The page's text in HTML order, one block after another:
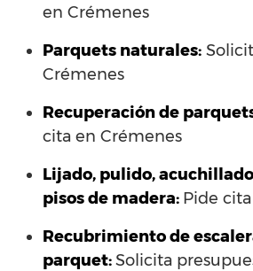
en Crémenes
Parquets naturales:
Crémenes
Recuperación de
cita en Crémenes
Lijado, pulido,
pisos de madera: Pide
Recubrimiento de
parquet:Solicita